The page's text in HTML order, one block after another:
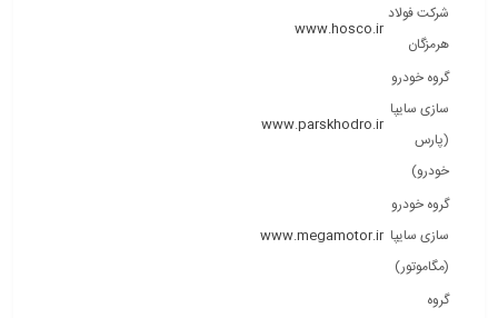
شرکت فولاد
هرمزگان
www.hosco.ir
گروه خودرو
سازی سایپا
(پارس
خودرو)
www.parskhodro.ir
گروه خودرو
سازی سایپا
(مگاموتور)
www.megamotor.ir
گروه